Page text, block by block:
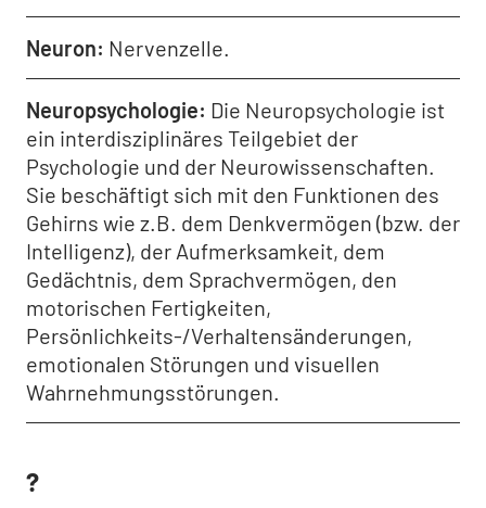
Neuron Nervenzelle.
Neuropsychologie Die Neuropsychologie ist
ein interdisziplinäres Teilgebiet der
Psychologie und der Neurowissenschaften.
Sie beschäftigt sich mit den Funktionen des
Gehirns wie z.B. dem Denkvermögen (bzw. der
Intelligenz), der Aufmerksamkeit, dem
Gedächtnis, dem Sprachvermögen, den
motorischen Fertigkeiten,
Persönlichkeits-/Verhaltensänderungen,
emotionalen Störungen und visuellen
Wahrnehmungsstörungen.
?